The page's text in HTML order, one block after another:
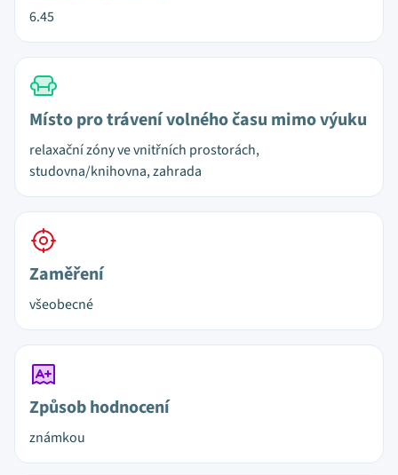
6.45
Místo pro trávení volného času mimo výuku
relaxační zóny ve vnitřních prostorách,
studovna/knihovna, zahrada
Zaměření
všeobecné
Způsob hodnocení
známkou